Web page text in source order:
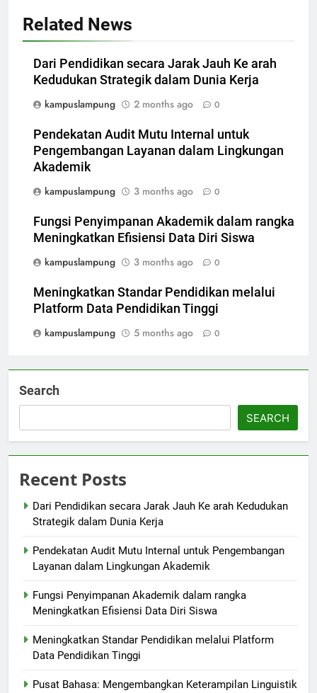
Related News
Dari Pendidikan secara Jarak Jauh Ke arah
Kedudukan Strategik dalam Dunia Kerja
kampuslampung
2 months ago 0
Pendekatan Audit Mutu Internal untuk
Pengembangan Layanan dalam Lingkungan
Akademik
kampuslampung
3 months ago 0
Fungsi Penyimpanan Akademik dalam rangka
Meningkatkan Efisiensi Data Diri Siswa
kampuslampung
3 months ago 0
Meningkatkan Standar Pendidikan melalui
Platform Data Pendidikan Tinggi
kampuslampung
5 months ago 0
Search
SEARCH
Recent Posts
Dari Pendidikan secara Jarak Jauh Ke arah Kedudukan
Strategik dalam Dunia Kerja
Pendekatan Audit Mutu Internal untuk Pengembangan
Layanan dalam Lingkungan Akademik
Fungsi Penyimpanan Akademik dalam rangka
Meningkatkan Efisiensi Data Diri Siswa
Meningkatkan Standar Pendidikan melalui Platform
Data Pendidikan Tinggi
Pusat Bahasa: Mengembangkan Keterampilan Linguistik